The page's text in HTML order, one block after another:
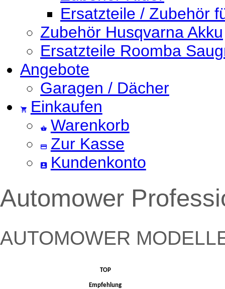
Ersatzteile / Zubehör
Zubehör Husqvarna Akku
Ersatzteile Roomba
Angebote
Garagen / Dächer
Einkaufen
Warenkorb
Zur Kasse
Kundenkonto
Automower
AUTOMOWER
TOP
Empfehlung